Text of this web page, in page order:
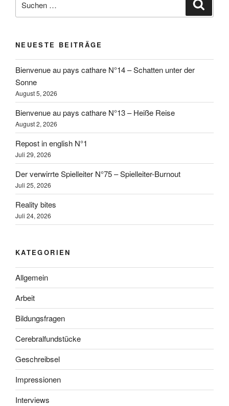
nach:
NEUESTE BEITRÄGE
Bienvenue au pays cathare N°14 – Schatten unter der
Sonne
August 5, 2026
Bienvenue au pays cathare N°13 – Heiße Reise
August 2, 2026
Repost in english N°1
Juli 29, 2026
Der verwirrte Spielleiter N°75 – Spielleiter-Burnout
Juli 25, 2026
Reality bites
Juli 24, 2026
KATEGORIEN
Allgemein
Arbeit
Bildungsfragen
Cerebralfundstücke
Geschreibsel
Impressionen
Interviews